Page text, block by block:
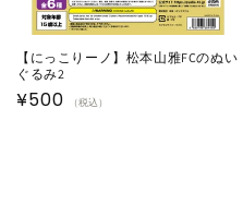
【にっこりーノ】松本山雅FCのぬい
ぐるみ2
通
¥500 （税込）